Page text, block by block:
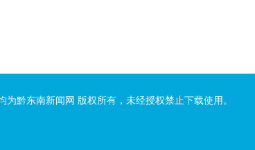
为黔东南新闻网 版权所有，未经授权禁止下载使用。